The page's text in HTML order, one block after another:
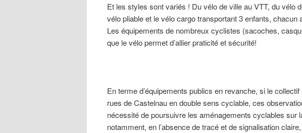
Et les styles sont variés ! Du vélo de ville au VTT, du vélo
vélo pliable et le vélo cargo transportant 3 enfants,
Les équipements de nombreux cyclistes (sacoches,
que le vélo permet d’allier praticité et sécurité!
En terme d’équipements publics en revanche, si le
rues de Castelnau en double sens cyclable, ces
nécessité de poursuivre les aménagements cyclables sur
notamment, en l’absence de tracé et de signalisation